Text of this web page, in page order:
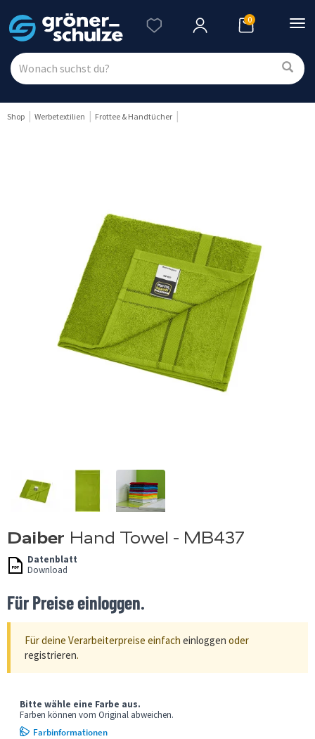
0
Shop Werbetextilien Frottee & Handtücher
Daiber Hand Towel - MB437
Datenblatt
Download
Für Preise einloggen.
Für deine Verarbeiterpreise einfach einloggen oder
registrieren.
Bitte wähle eine Farbe aus.
Farben können vom Original abweichen.
Farbinformationen